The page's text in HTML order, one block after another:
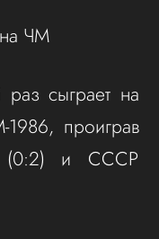
ЧМ
сыграет на
проиграв
(0:2) и СССР